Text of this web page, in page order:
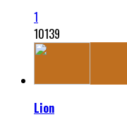
1
10139
Lion